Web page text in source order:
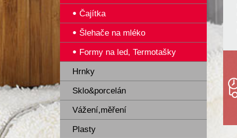
Čajítka
Šlehače na mléko
Formy na led, Termotašky
Hrnky
Sklo&porcelán
Vážení,měření
Plasty